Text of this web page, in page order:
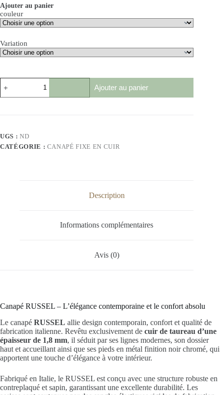
Ajouter au panier
couleur
Variation
Ajouter au panier
UGS : ND
CATÉGORIE : CANAPÉ FIXE EN CUIR
Description
Informations complémentaires
Avis (0)
Canapé RUSSEL – L’élégance contemporaine et le confort absolu
Le canapé RUSSEL allie design contemporain, confort et qualité de
fabrication italienne. Revêtu exclusivement de cuir de taureau d’une
épaisseur de 1,8 mm, il séduit par ses lignes modernes, son dossier
haut et accueillant ainsi que ses pieds en métal finition noir chromé, qui
apportent une touche d’élégance à votre intérieur.
Fabriqué en Italie, le RUSSEL est conçu avec une structure robuste en
contreplaqué et sapin, garantissant une excellente durabilité. Les